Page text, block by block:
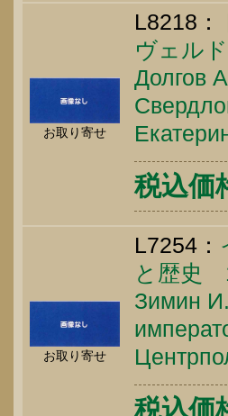
お取り寄せ
L8218：
ヴェル
Долгов
税込価
お取り寄せ
L7254：
と歴史
Зимин
税込価